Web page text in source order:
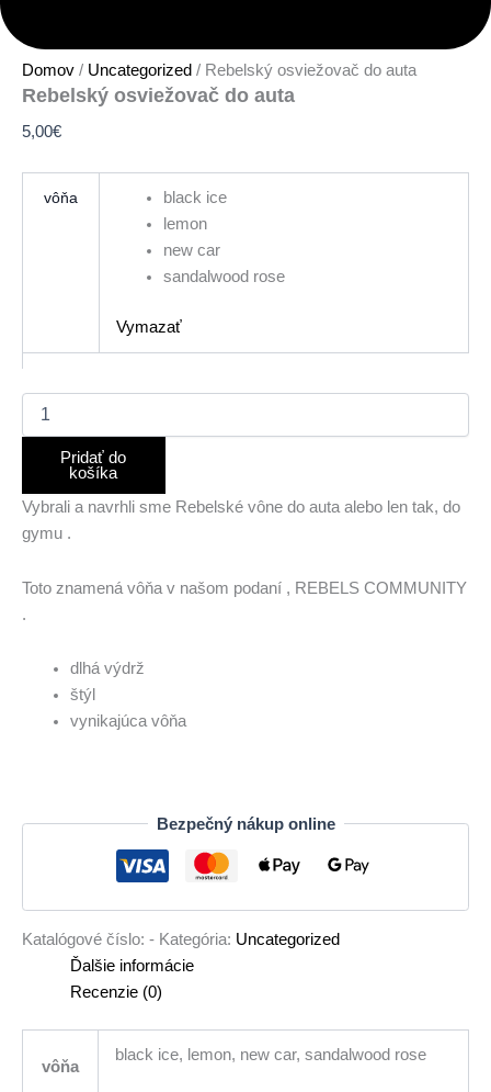
Domov / Uncategorized / Rebelský osviežovač do auta
Rebelský osviežovač do auta
5,00€
vôňa
black ice
lemon
new car
sandalwood rose
Vymazať
Pridať do
košíka
Vybrali a navrhli sme Rebelské vône do auta alebo len tak, do
gymu .
Toto znamená vôňa v našom podaní , REBELS COMMUNITY
.
dlhá výdrž
štýl
vynikajúca vôňa
Bezpečný nákup online
Katalógové číslo: - Kategória: Uncategorized
Ďalšie informácie
Recenzie (0)
vôňa
black ice, lemon, new car, sandalwood rose